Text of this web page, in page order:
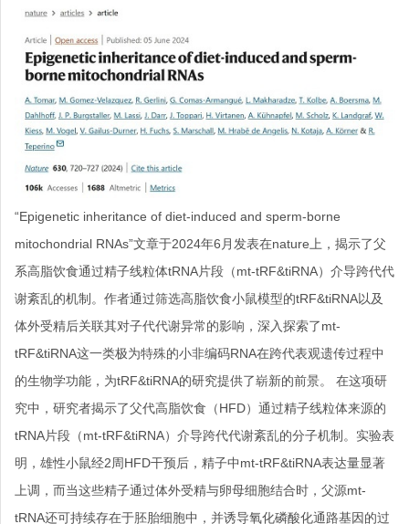
“Epigenetic inheritance of diet-induced and sperm-borne
mitochondrial RNAs”文章于2024年6月发表在nature上，揭示了父
系高脂饮食通过精子线粒体tRNA片段（mt-tRF&tiRNA）介导跨代代
谢紊乱的机制。作者通过筛选高脂饮食小鼠模型的tRF&tiRNA以及
体外受精后关联其对子代代谢异常的影响，深入探索了mt-
tRF&tiRNA这一类极为特殊的小非编码RNA在跨代表观遗传过程中
的生物学功能，为tRF&tiRNA的研究提供了崭新的前景。 在这项研
究中，研究者揭示了父代高脂饮食（HFD）通过精子线粒体来源的
tRNA片段（mt-tRF&tiRNA）介导跨代代谢紊乱的分子机制。实验表
明，雄性小鼠经2周HFD干预后，精子中mt-tRF&tiRNA表达量显著
上调，而当这些精子通过体外受精与卵母细胞结合时，父源mt-
tRNA还可持续存在于胚胎细胞中，并诱导氧化磷酸化通路基因的过